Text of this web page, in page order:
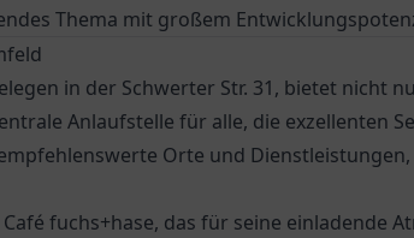
Thema mit großem
in der Schwerter Str. 31, bietet nicht
Anlaufstelle für alle, die exzellenten
Orte und
Café fuchs+hase, das für seine einladende